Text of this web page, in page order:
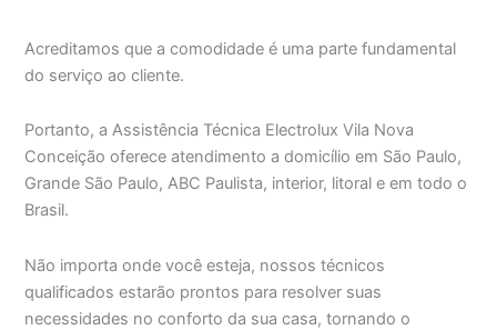
Acreditamos que a comodidade é uma parte fundamental
do serviço ao cliente.
Portanto, a Assistência Técnica Electrolux Vila Nova
Conceição oferece atendimento a domicílio em São Paulo,
Grande São Paulo, ABC Paulista, interior, litoral e em todo o
Brasil.
Não importa onde você esteja, nossos técnicos
qualificados estarão prontos para resolver suas
necessidades no conforto da sua casa, tornando o